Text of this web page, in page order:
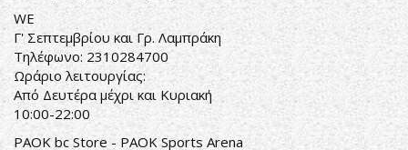
WE
Γ' Σεπτεμβρίου και Γρ. Λαμπράκη
Τηλέφωνο: 2310284700
Ωράριο λειτουργίας:
Από Δευτέρα μέχρι και Κυριακή
10:00-22:00
PAOK bc Store - PAOK Sports Arena